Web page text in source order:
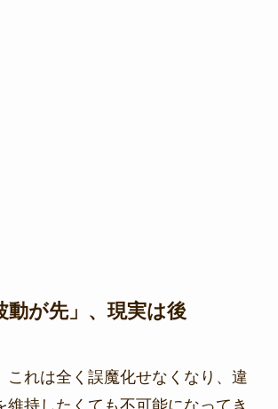
動が先」、現実は後
これは全く誤魔化せなくなり、違